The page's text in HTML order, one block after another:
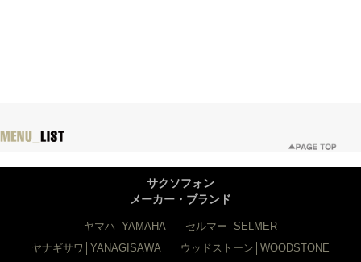
サクソフォン
メーカー・ブランド
ヤマハ│YAMAHA
セルマー│SELMER
ヤナギサワ│YANAGISAWA
ウッドストーン│WOODSTONE